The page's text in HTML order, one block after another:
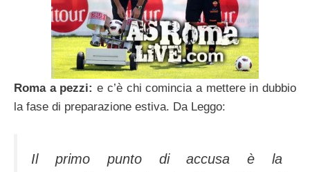
Roma a pezzi: e c’è chi comincia a mettere in dubbio
la fase di preparazione estiva. Da Leggo:
Il primo punto di accusa è la